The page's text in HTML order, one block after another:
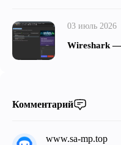
03 июль 2026
Wireshark —
Комментарий
www.sa-mp.top